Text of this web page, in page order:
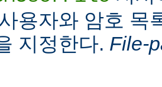
용자와 암호 목
지정한다. File-